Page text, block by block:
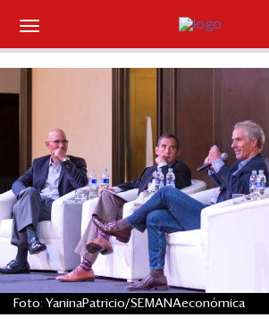
Suscríbase
Portada
¿Qué está pasando?
Sectores y Empresas
Management
Economía y Finanzas
Foto: YaninaPatricio/SEMANAeconómica